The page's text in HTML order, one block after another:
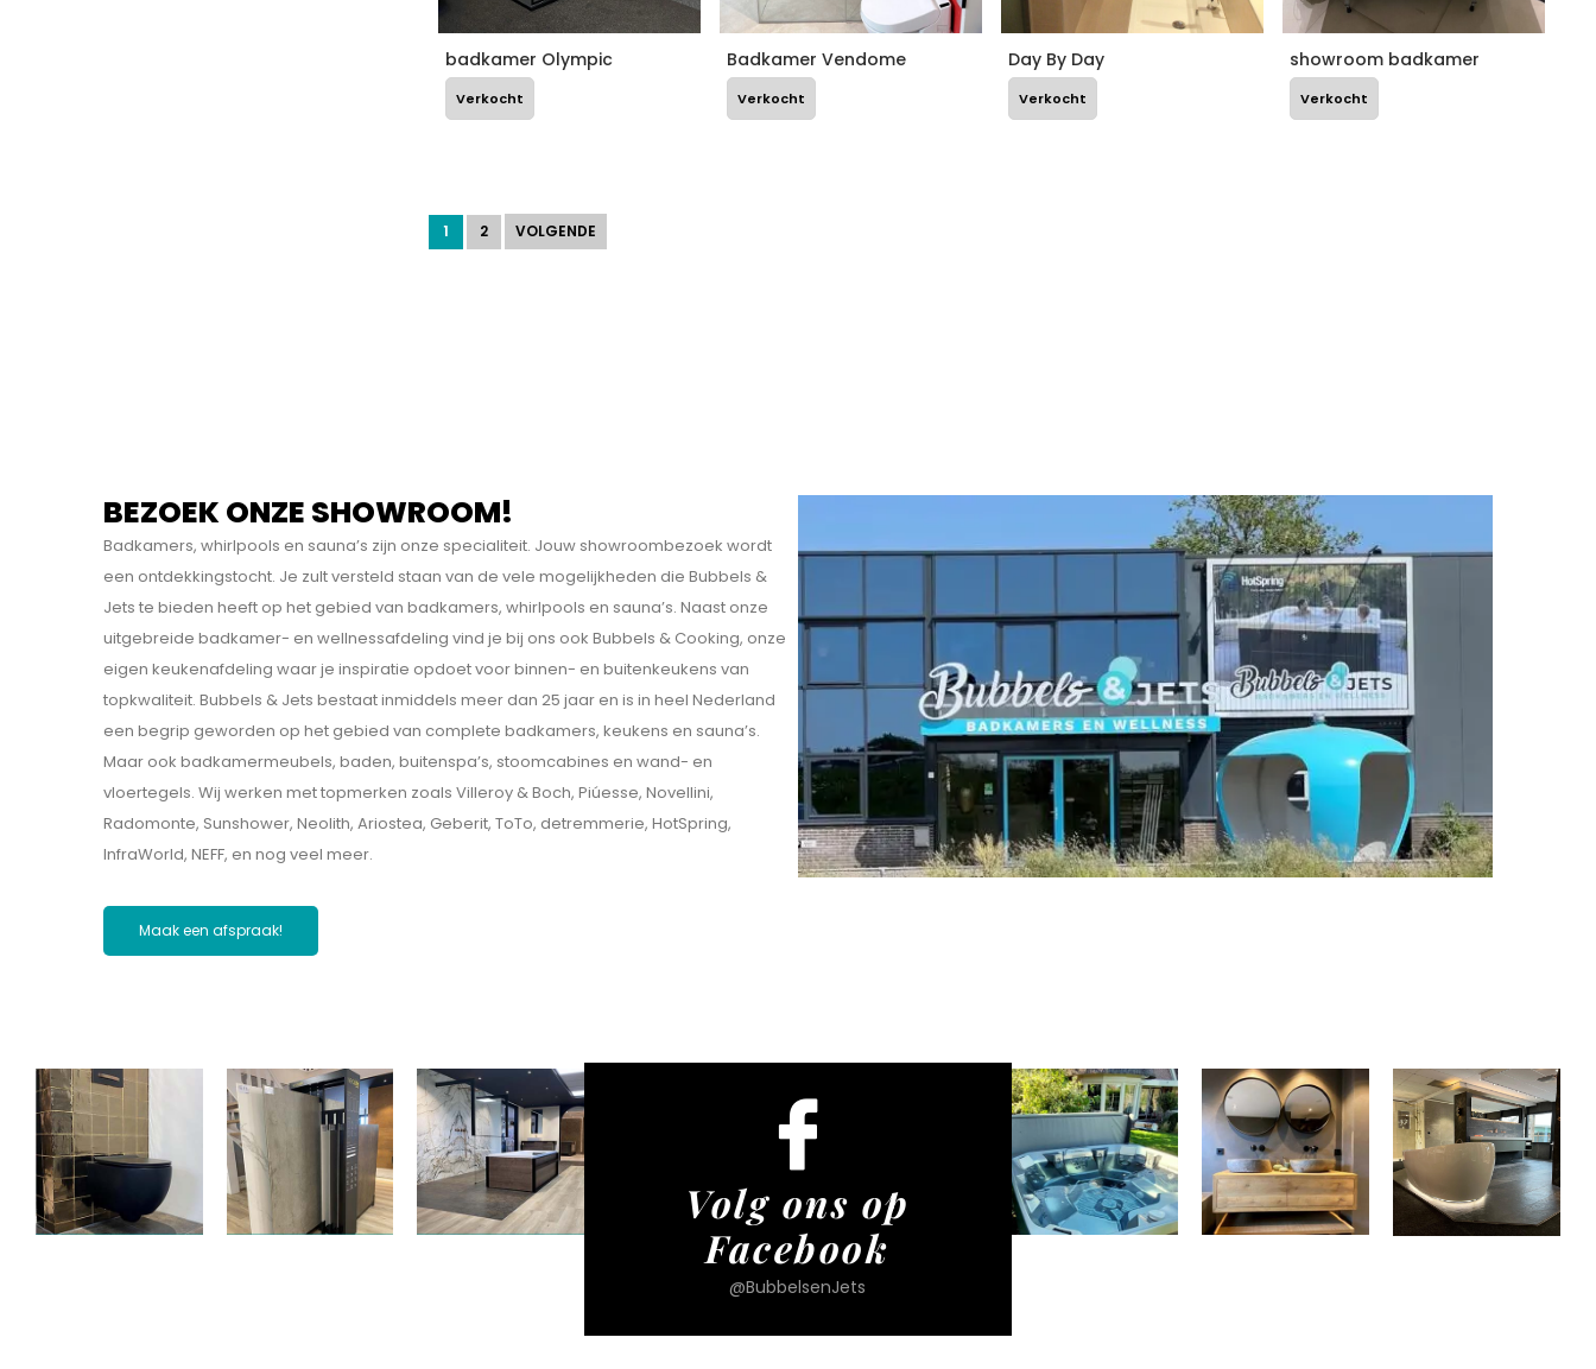
badkamer Olympic
Verkocht
Badkamer Vendome
Verkocht
Day By Day
Verkocht
showroom badkamer
Verkocht
1 2 VOLGENDE
BEZOEK ONZE SHOWROOM!
Badkamers, whirlpools en sauna’s zijn onze specialiteit. Jouw showroombezoek wordt
een ontdekkings­tocht. Je zult versteld staan van de vele mogelijkheden die Bubbels &
Jets te bieden heeft op het gebied van badkamers, whirlpools en sauna’s. Naast onze
uitgebreide badkamer- en wellnessafdeling vind je bij ons ook Bubbels & Cooking, onze
eigen keukenafdeling waar je inspiratie opdoet voor binnen- en buitenkeukens van
topkwaliteit. Bubbels & Jets bestaat inmiddels meer dan 25 jaar en is in heel Nederland
een begrip geworden op het gebied van complete badkamers, keukens en sauna’s.
Maar ook badkamermeubels, baden, buitenspa’s, stoomcabines en wand- en
vloertegels. Wij werken met topmerken zoals Villeroy & Boch, Piúesse, Novellini,
Radomonte, Sunshower, Neolith, Ariostea, Geberit, ToTo, detremmerie, HotSpring,
InfraWorld, NEFF, en nog veel meer.
Maak een afspraak!
Volg ons op
Facebook
@BubbelsenJets